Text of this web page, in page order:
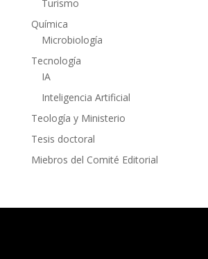
Turismo
Química
Microbiología
Tecnología
IA
Inteligencia Artificial
Teología y Ministerio
Tesis doctoral
Miebros del Comité Editorial